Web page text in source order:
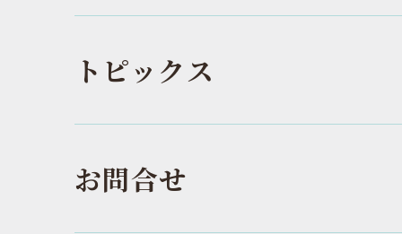
トピックス
お問合せ